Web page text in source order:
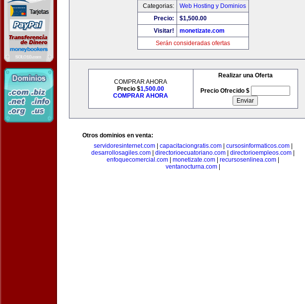
Categorias:
Web Hosting y Dominios
Precio:
$1,500.00
Visitar!
monetizate.com
Serán consideradas ofertas
COMPRAR AHORA
Precio $1,500.00
COMPRAR AHORA
Realizar una Oferta
Precio Ofrecido $
Otros dominios en venta:
servidoresinternet.com| capacitaciongratis.com| cursosinformaticos.com|
desarrollosagiles.com
directorioecuatoriano.com directorioempleos.com
enfoquecomercial.com
monetizate.com recursosenlinea.com
ventanocturna.com